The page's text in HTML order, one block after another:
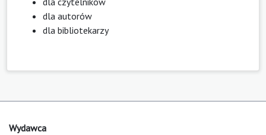
dla autorów
dla bibliotekarzy
Wydawca